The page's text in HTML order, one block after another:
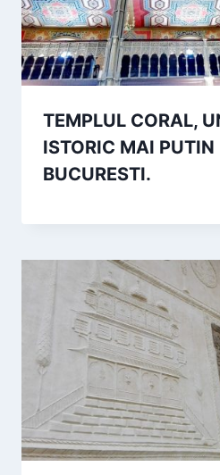
TEMPLUL CORAL,
ISTORIC MAI
BUCURESTI.